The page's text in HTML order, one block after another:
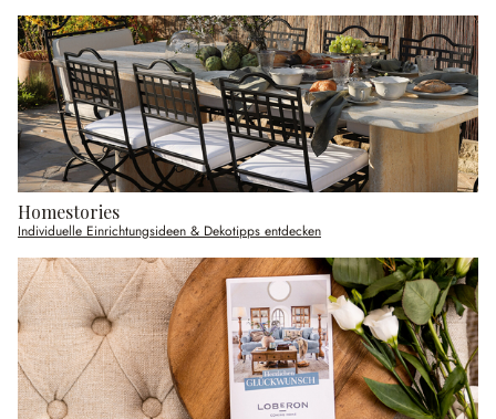
Homestories
Individuelle Einrichtungsideen & Dekotipps entdecken